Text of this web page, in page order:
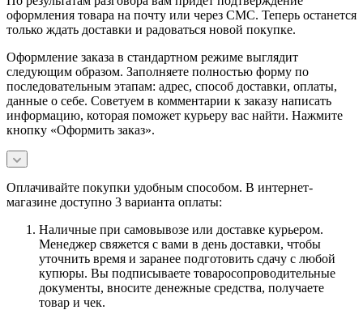
оформления товара на почту или через СМС. Теперь останется
только ждать доставки и радоваться новой покупке.
Оформление заказа в стандартном режиме выглядит
следующим образом. Заполняете полностью форму по
последовательным этапам: адрес, способ доставки, оплаты,
данные о себе. Советуем в комментарии к заказу написать
информацию, которая поможет курьеру вас найти. Нажмите
кнопку «Оформить заказ».
Оплачивайте покупки удобным способом. В интернет-
магазине доступно 3 варианта оплаты:
Наличные при самовывозе или доставке курьером.
Менеджер свяжется с вами в день доставки, чтобы
уточнить время и заранее подготовить сдачу с любой
купюры. Вы подписываете товаросопроводительные
документы, вносите денежные средства, получаете
товар и чек.